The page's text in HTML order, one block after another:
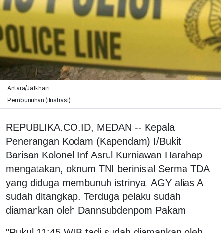
Antara/Jafkhairi
Pembunuhan (ilustrasi)
REPUBLIKA.CO.ID, MEDAN -- Kepala
Penerangan Kodam (Kapendam) I/Bukit
Barisan Kolonel Inf Asrul Kurniawan Harahap
mengatakan, oknum TNI berinisial Serma TDA
yang diduga membunuh istrinya, AGY alias A
sudah ditangkap. Terduga pelaku sudah
diamankan oleh Dannsubdenpom Pakam